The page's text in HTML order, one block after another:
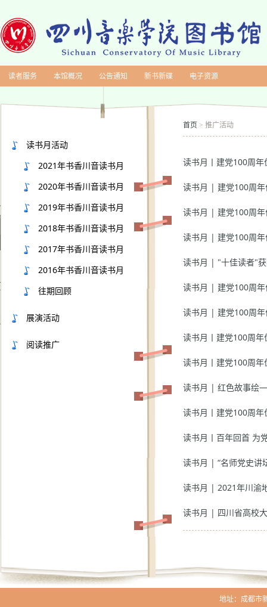
读者服务 本馆概况 公告通知 新书新碟 电子资源
读书月活动
2021年书香川音读书月
2020年书香川音读书月
2019年书香川音读书月
2018年书香川音读书月
2017年书香川音读书月
2016年书香川音读书月
往期回顾
展演活动
阅读推广
首页 > 推广活动
读书月丨建党100周
读书月 | 建党100周
读书月 | 建党100周
读书月 | 建党100周
读书月 | "十佳读者"
读书月 | 建党100周
读书月 | 建党100周
读书月丨建党100周
读书月丨建党100周
读书月 | 红色故事绘
读书月丨建党100周
读书月丨百年回首 为
读书月 | “名师党史讲
读书月 | 2021年川渝
读书月 | 四川省高校
地址：成都市